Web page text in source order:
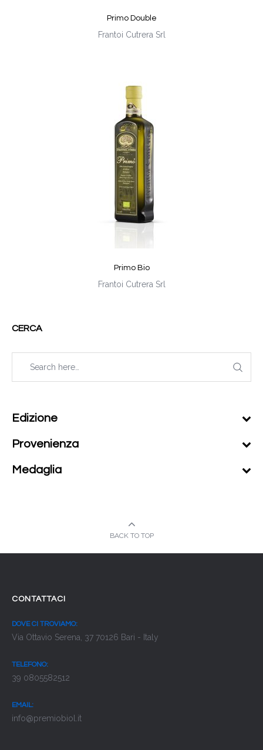
Primo Double
Frantoi Cutrera Srl
Primo Bio
Frantoi Cutrera Srl
CERCA
Edizione
Provenienza
Medaglia
BACK TO TOP
CONTATTACI
DOVE CI TROVIAMO:
Via Ottavio Serena, 37 70126 Bari - Italy
TELEFONO:
39 0805582512
EMAIL:
info@premiobiol.it